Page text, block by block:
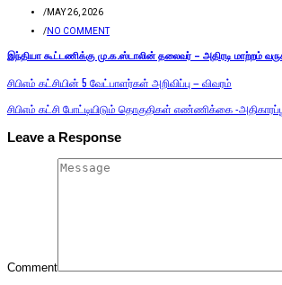
/MAY 26, 2026
/NO COMMENT
இந்தியா கூட்டணிக்கு மு.க.ஸ்டாலின் தலைவர் – அதிரடி மாற்றம்
சிபிஎம் கட்சியின் 5 வேட்பாளர்கள் அறிவிப்பு – விவரம்
சிபிஎம் கட்சி போட்டியிடும் தொகுதிகள் எண்ணிக்கை -
Leave a Response
Comment